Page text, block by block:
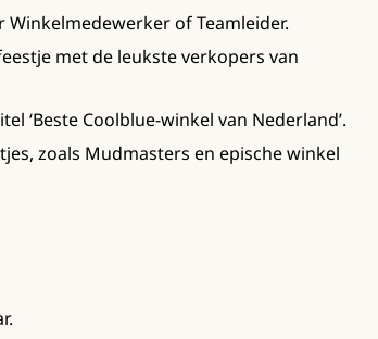
of Teamleider.
met de leukste verkopers van
‘Beste Coolblue-winkel van Nederland’.
zoals Mudmasters en epische winkel